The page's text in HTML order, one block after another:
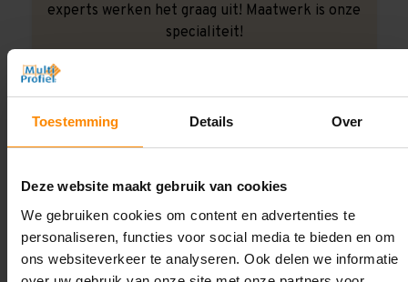
Toestemming Details Over
Deze website maakt gebruik van cookies
We gebruiken cookies om content en advertenties te
personaliseren, functies voor social media te bieden en om
ons websiteverkeer te analyseren. Ook delen we informatie
experts werken het graag uit! Maatwerk is onze
specialiteit!
Montage uitbesteden?
Laat ons het doen!